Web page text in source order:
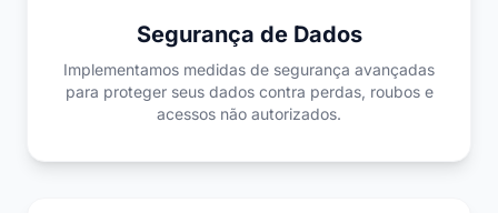
Segurança de Dados
Implementamos medidas de segurança avançadas
para proteger seus dados contra perdas, roubos e
acessos não autorizados.